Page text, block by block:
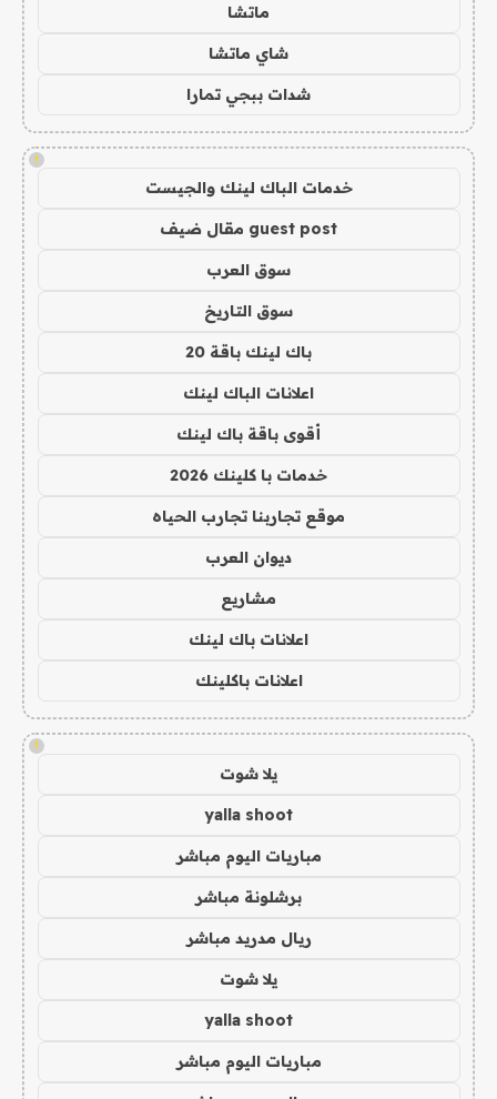
ماتشا
شاي ماتشا
شدات ببجي تمارا
!
خدمات الباك لينك والجيست
guest post مقال ضيف
سوق العرب
سوق التاريخ
باك لينك باقة 20
اعلانات الباك لينك
أقوى باقة باك لينك
خدمات با كلينك 2026
موقع تجاربنا تجارب الحياه
ديوان العرب
مشاريع
اعلانات باك لينك
اعلانات باكلينك
!
يلا شوت
yalla shoot
مباريات اليوم مباشر
برشلونة مباشر
ريال مدريد مباشر
يلا شوت
yalla shoot
مباريات اليوم مباشر